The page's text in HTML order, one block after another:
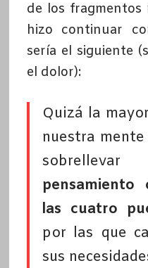
de los fragmentos
hizo continuar
sería el siguiente
el dolor):
Quizá la
nuestra
pensamiento
las cuatro
por las que
sus